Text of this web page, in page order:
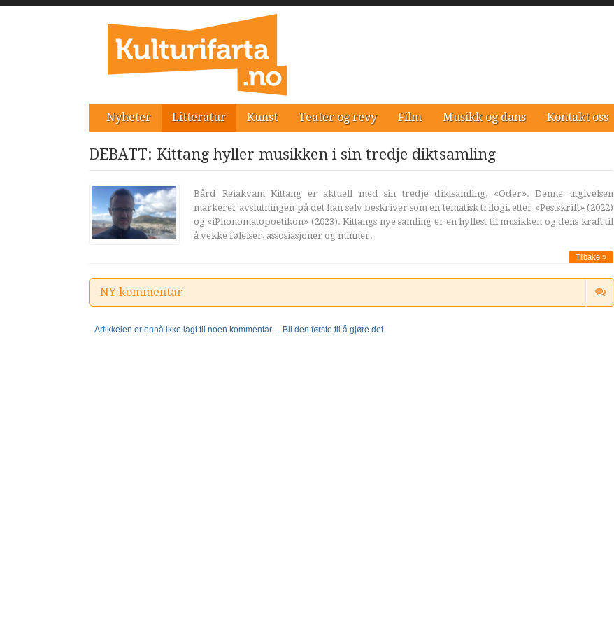
Nyheter Litteratur Kunst Teater og revy Film Musikk og dans Kontakt oss
DEBATT: Kittang hyller musikken i sin tredje diktsamling
Bård Reiakvam Kittang er aktuell med sin tredje diktsamling, «Oder». Denne utgivelsen
markerer avslutningen på det han selv beskriver som en tematisk trilogi, etter «Pestskrift» (2022)
og «iPhonomatopoetikon» (2023). Kittangs nye samling er en hyllest til musikken og dens kraft til
å vekke følelser, assosiasjoner og minner.
Tilbake »
NY kommentar
Artikkelen er ennå ikke lagt til noen kommentar ... Bli den første til å gjøre det.